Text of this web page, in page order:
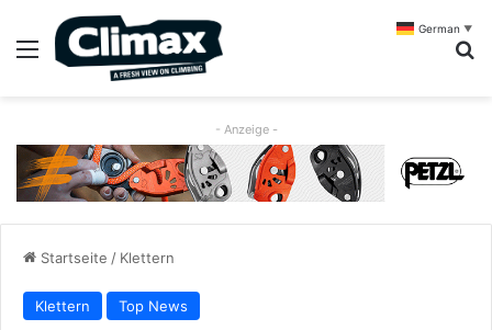
Menü
- Anzeige -
Startseite / Klettern
Klettern Top News
German ▼